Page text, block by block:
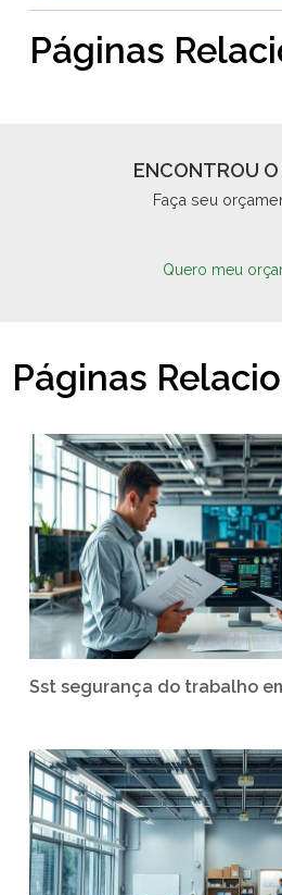
Páginas
ENCONTROU
Faça seu
Quero meu
Páginas
Sst segurança do trabalho